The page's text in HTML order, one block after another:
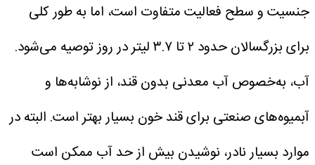
جنسیت و سطح فعالیت متفاوت است، اما به طور کلی
برای بزرگسالان حدود ۲ تا ۳.۷ لیتر در روز توصیه می‌شود.
آب، به‌خصوص آب معدنی بدون قند، از نوشابه‌ها و
آبمیوه‌های صنعتی برای قند خون بسیار بهتر است. البته در
موارد بسیار نادر، نوشیدن بیش از حد آب ممکن است